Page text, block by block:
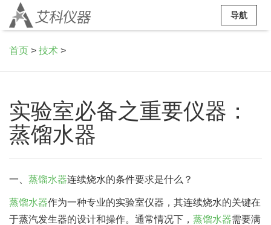
导航
首页 > 技术 >
实验室必备之重要仪器：
蒸馏水器
一、 蒸馏水器连续烧水的条件要求是什么？
蒸馏水器作为一种专业的实验室仪器，其连续烧水的关键在
于蒸汽发生器的设计和操作。通常情况下， 蒸馏水器需要满